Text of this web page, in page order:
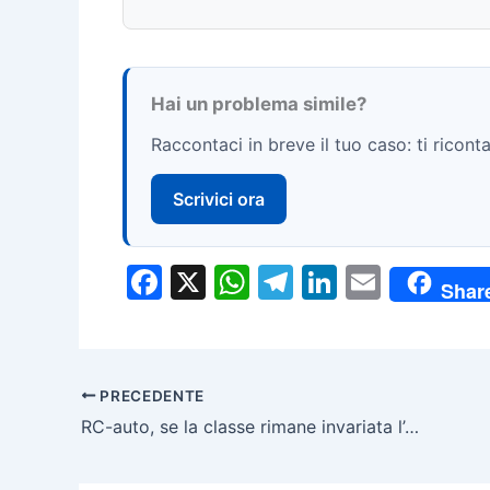
Hai un problema simile?
Raccontaci in breve il tuo caso: ti
Scrivici ora
F
e
b
X
W
A
T
a
Li
dI
E
m
PRECEDENTE
RC-auto, se la classe rimane invariata l’assicurazione non può aumentare